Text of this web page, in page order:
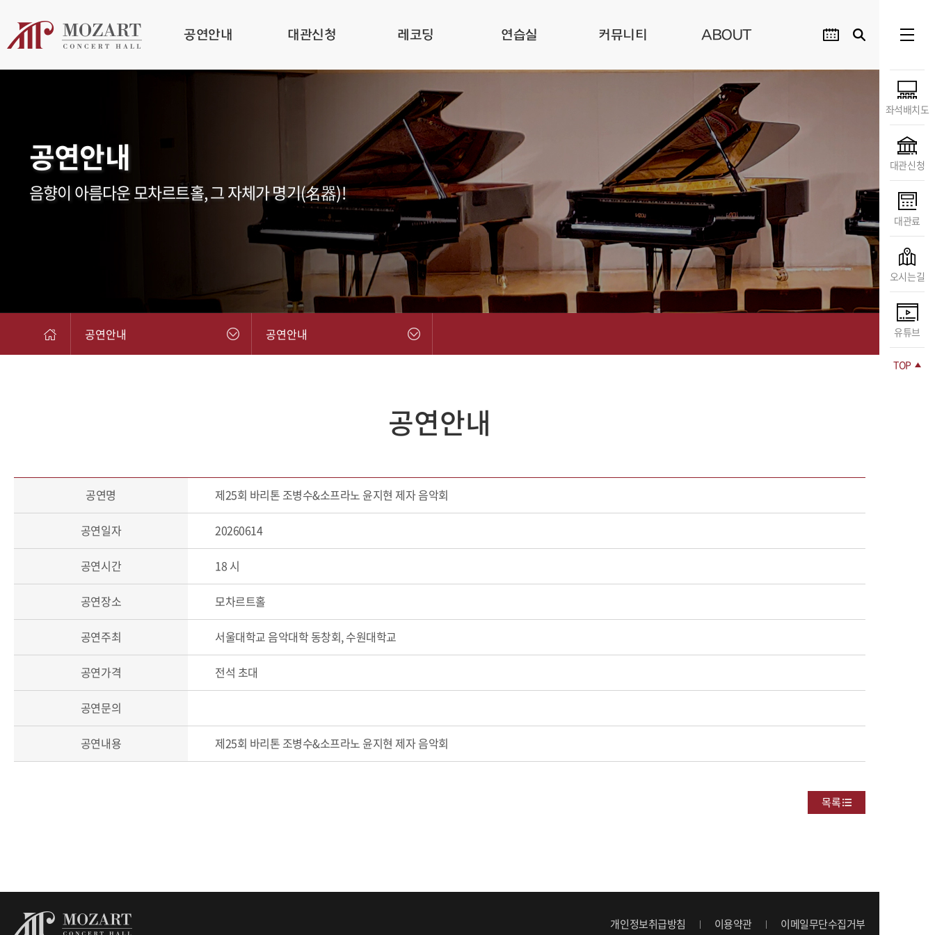
공연안내 대관신청 레코딩 연습실 커뮤니티 ABOUT
좌석배치도
대관신청
대관료
오시는길
유튜브
TOP
공연안내
음향이 아름다운 모차르트홀, 그 자체가 명기(名器)!
공연안내 공연안내
공연안내
공연명 제25회 바리톤 조병수&소프라노 윤지현 제자 음악회
공연일자 20260614
공연시간 18 시
공연장소 모차르트홀
공연주최 서울대학교 음악대학 동창회, 수원대학교
공연가격 전석 초대
공연문의
공연내용 제25회 바리톤 조병수&소프라노 윤지현 제자 음악회
목록
개인정보취급방침 이용약관 이메일무단수집거부